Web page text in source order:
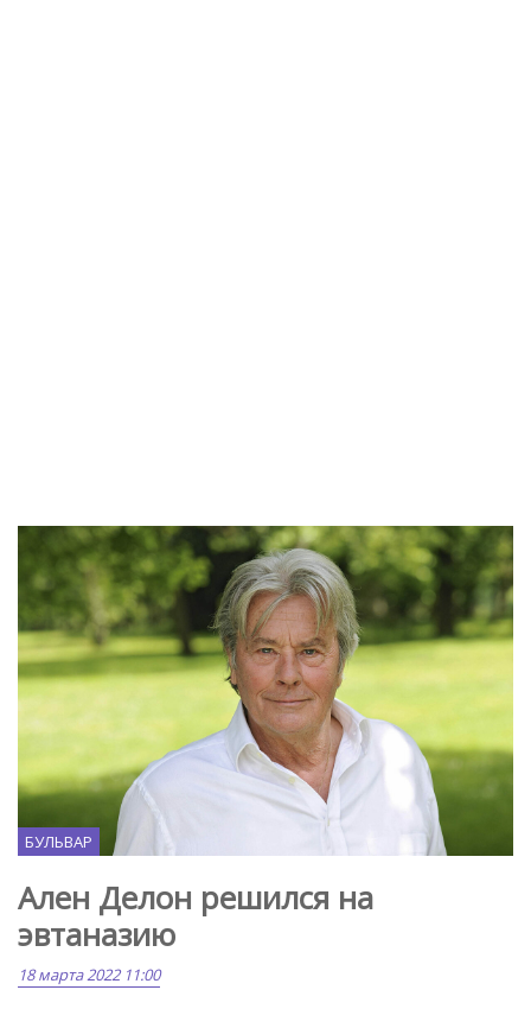
БУЛЬВАР
Ален Делон решился на
эвтаназию
18 марта 2022 11:00